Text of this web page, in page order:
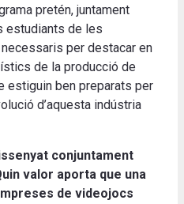
pretén, juntament
estudiants de les
per destacar en
de la producció de
estiguin ben preparats per
d’aquesta indústria
conjuntament
valor aporta que una
de videojocs